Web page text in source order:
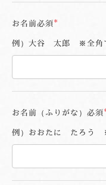
お名前必須
例）大谷 太郎 ※全角
お名前（ふりがな）必須
例）おおたに たろう